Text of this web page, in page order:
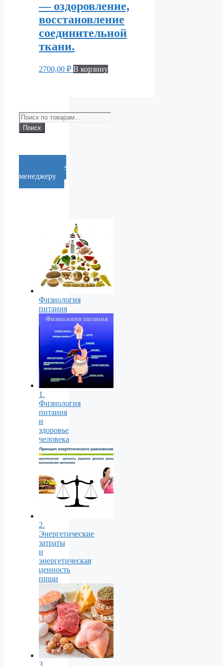
— оздоровление,
восстановление
соединительной
ткани.
2700,00 ₽ В корзину
Искать:
Поиск
Cообщение
менеджеру
Физиология
питания
1.
Физиология
питания
и
здоровье
человека
2.
Энергетические
затраты
и
энергетическая
ценность
пищи
3.